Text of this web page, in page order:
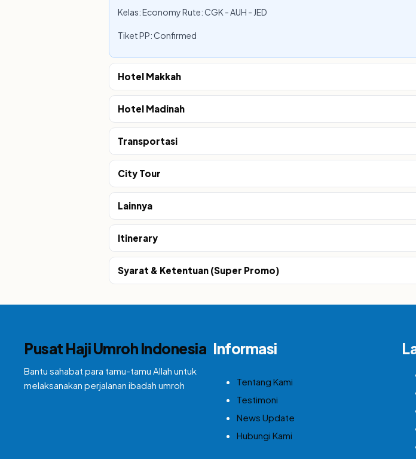
Kelas: Economy Rute: CGK - AUH - JED
Tiket PP: Confirmed
Hotel Makkah
Hotel Madinah
Transportasi
City Tour
Lainnya
Itinerary
Syarat & Ketentuan (Super Promo)
Pusat Haji Umroh Indonesia
Bantu sahabat para tamu-tamu Allah untuk
melaksanakan perjalanan ibadah umroh
Informasi
Tentang Kami
Testimoni
News Update
Hubungi Kami